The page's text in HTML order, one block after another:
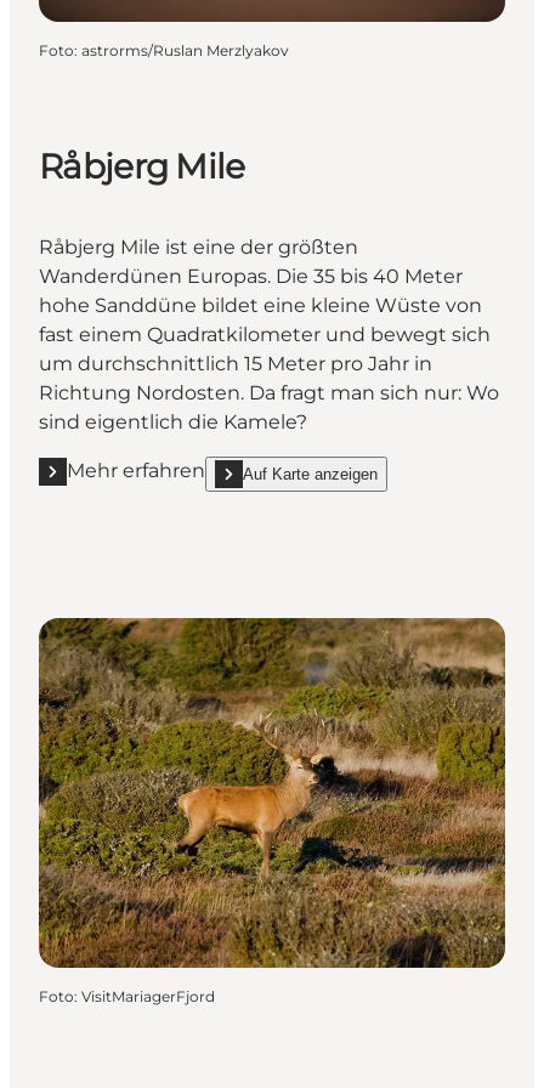
Foto: astrorms/Ruslan Merzlyakov
Råbjerg Mile
Råbjerg Mile ist eine der größten
Wanderdünen Europas. Die 35 bis 40 Meter
hohe Sanddüne bildet eine kleine Wüste von
fast einem Quadratkilometer und bewegt sich
um durchschnittlich 15 Meter pro Jahr in
Richtung Nordosten. Da fragt man sich nur: Wo
sind eigentlich die Kamele?
Mehr erfahren
Mehr erfahren "Råbjerg Mile"
Auf Karte anzeigen
show Råbjerg Mile on_map
Foto: VisitMariagerFjord